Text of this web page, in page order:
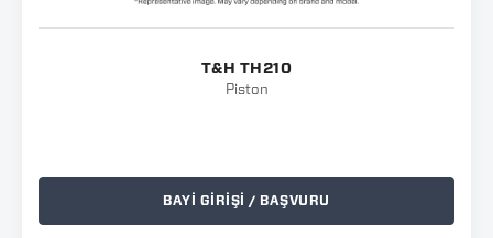
T&H TH210
Piston
BAYİ GİRİŞİ / BAŞVURU